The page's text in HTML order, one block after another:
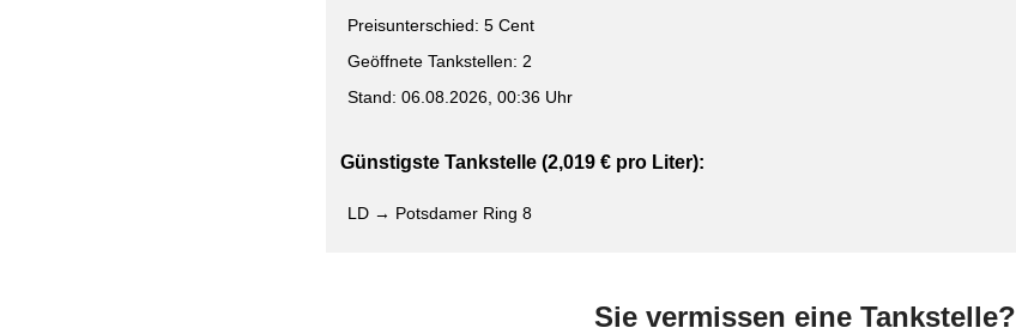
Preisunterschied: 5 Cent
Geöffnete Tankstellen: 2
Stand: 06.08.2026, 00:36 Uhr
Günstigste Tankstelle (2,019 € pro Liter):
LD → Potsdamer Ring 8
Sie vermissen eine Tankstelle?